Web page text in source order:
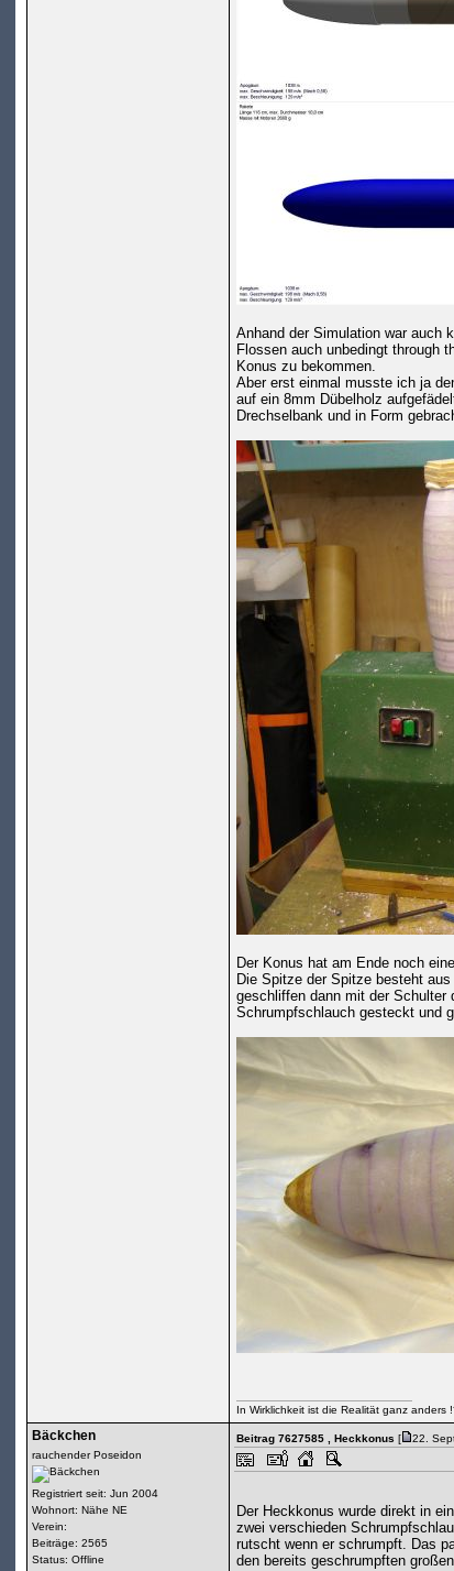
Anhand der Simulation war auch
Flossen auch unbedingt through
Konus zu bekommen.
Aber erst einmal musste ich ja
auf ein 8mm Dübelholz
Drechselbank und in Form
Der Konus hat am Ende noch
Die Spitze der Spitze besteht
geschliffen dann mit der
Schrumpfschlauch gesteckt und
In Wirklichkeit ist die Realität ganz anders
Bäckchen
rauchender Poseidon
Registriert seit: Jun 2004
Wohnort: Nähe NE
Verein:
Beiträge: 2565
Status: Offline
Beitrag 7627585 , Heckkonus [
22.
Der Heckkonus wurde direkt in
zwei verschieden
rutscht wenn er schrumpft. Das
den bereits geschrumpften